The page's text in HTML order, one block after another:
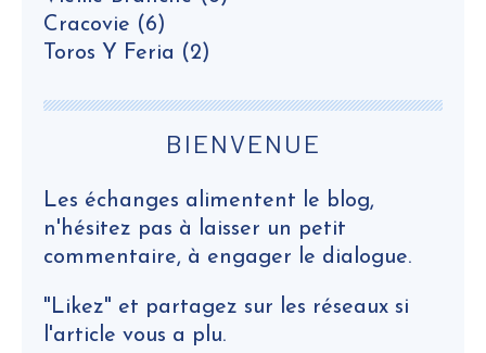
Cracovie (6)
Toros Y Feria (2)
BIENVENUE
Les échanges alimentent le blog,
n'hésitez pas à laisser un petit
commentaire, à engager le dialogue.
"Likez" et partagez sur les réseaux si
l'article vous a plu.